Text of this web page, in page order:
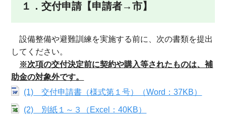
１．交付申請【申請者→市】
設備整備や避難訓練を実施する前に、次の書類を提出
してください。
※次項の交付決定前に契約や購入等されたものは、補
助金の対象外です。
(1) 交付申請書（様式第１号）（Word：37KB）
(2) 別紙１～３（Excel：40KB）